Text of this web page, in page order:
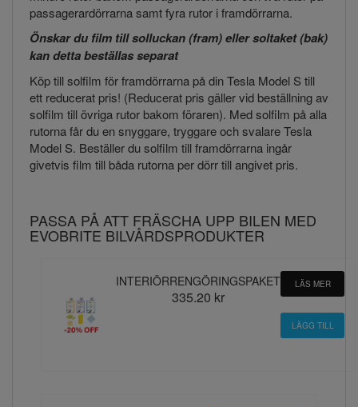
passagerardörrarna samt fyra rutor i framdörrarna.
Önskar du film till solluckan (fram) eller soltaket (bak)
kan detta beställas separat
Köp till solfilm för framdörrarna på din Tesla Model S till
ett reducerat pris! (Reducerat pris gäller vid beställning av
solfilm till övriga rutor bakom föraren). Med solfilm på alla
rutorna får du en snyggare, tryggare och svalare Tesla
Model S. Beställer du solfilm till framdörrarna ingår
givetvis film till båda rutorna per dörr till angivet pris.
PASSA PÅ ATT FRÄSCHA UPP BILEN MED
EVOBRITE BILVÅRDSPRODUKTER
INTERIÖRRENGÖRINGSPAKET
335.20 kr
LÄS MER